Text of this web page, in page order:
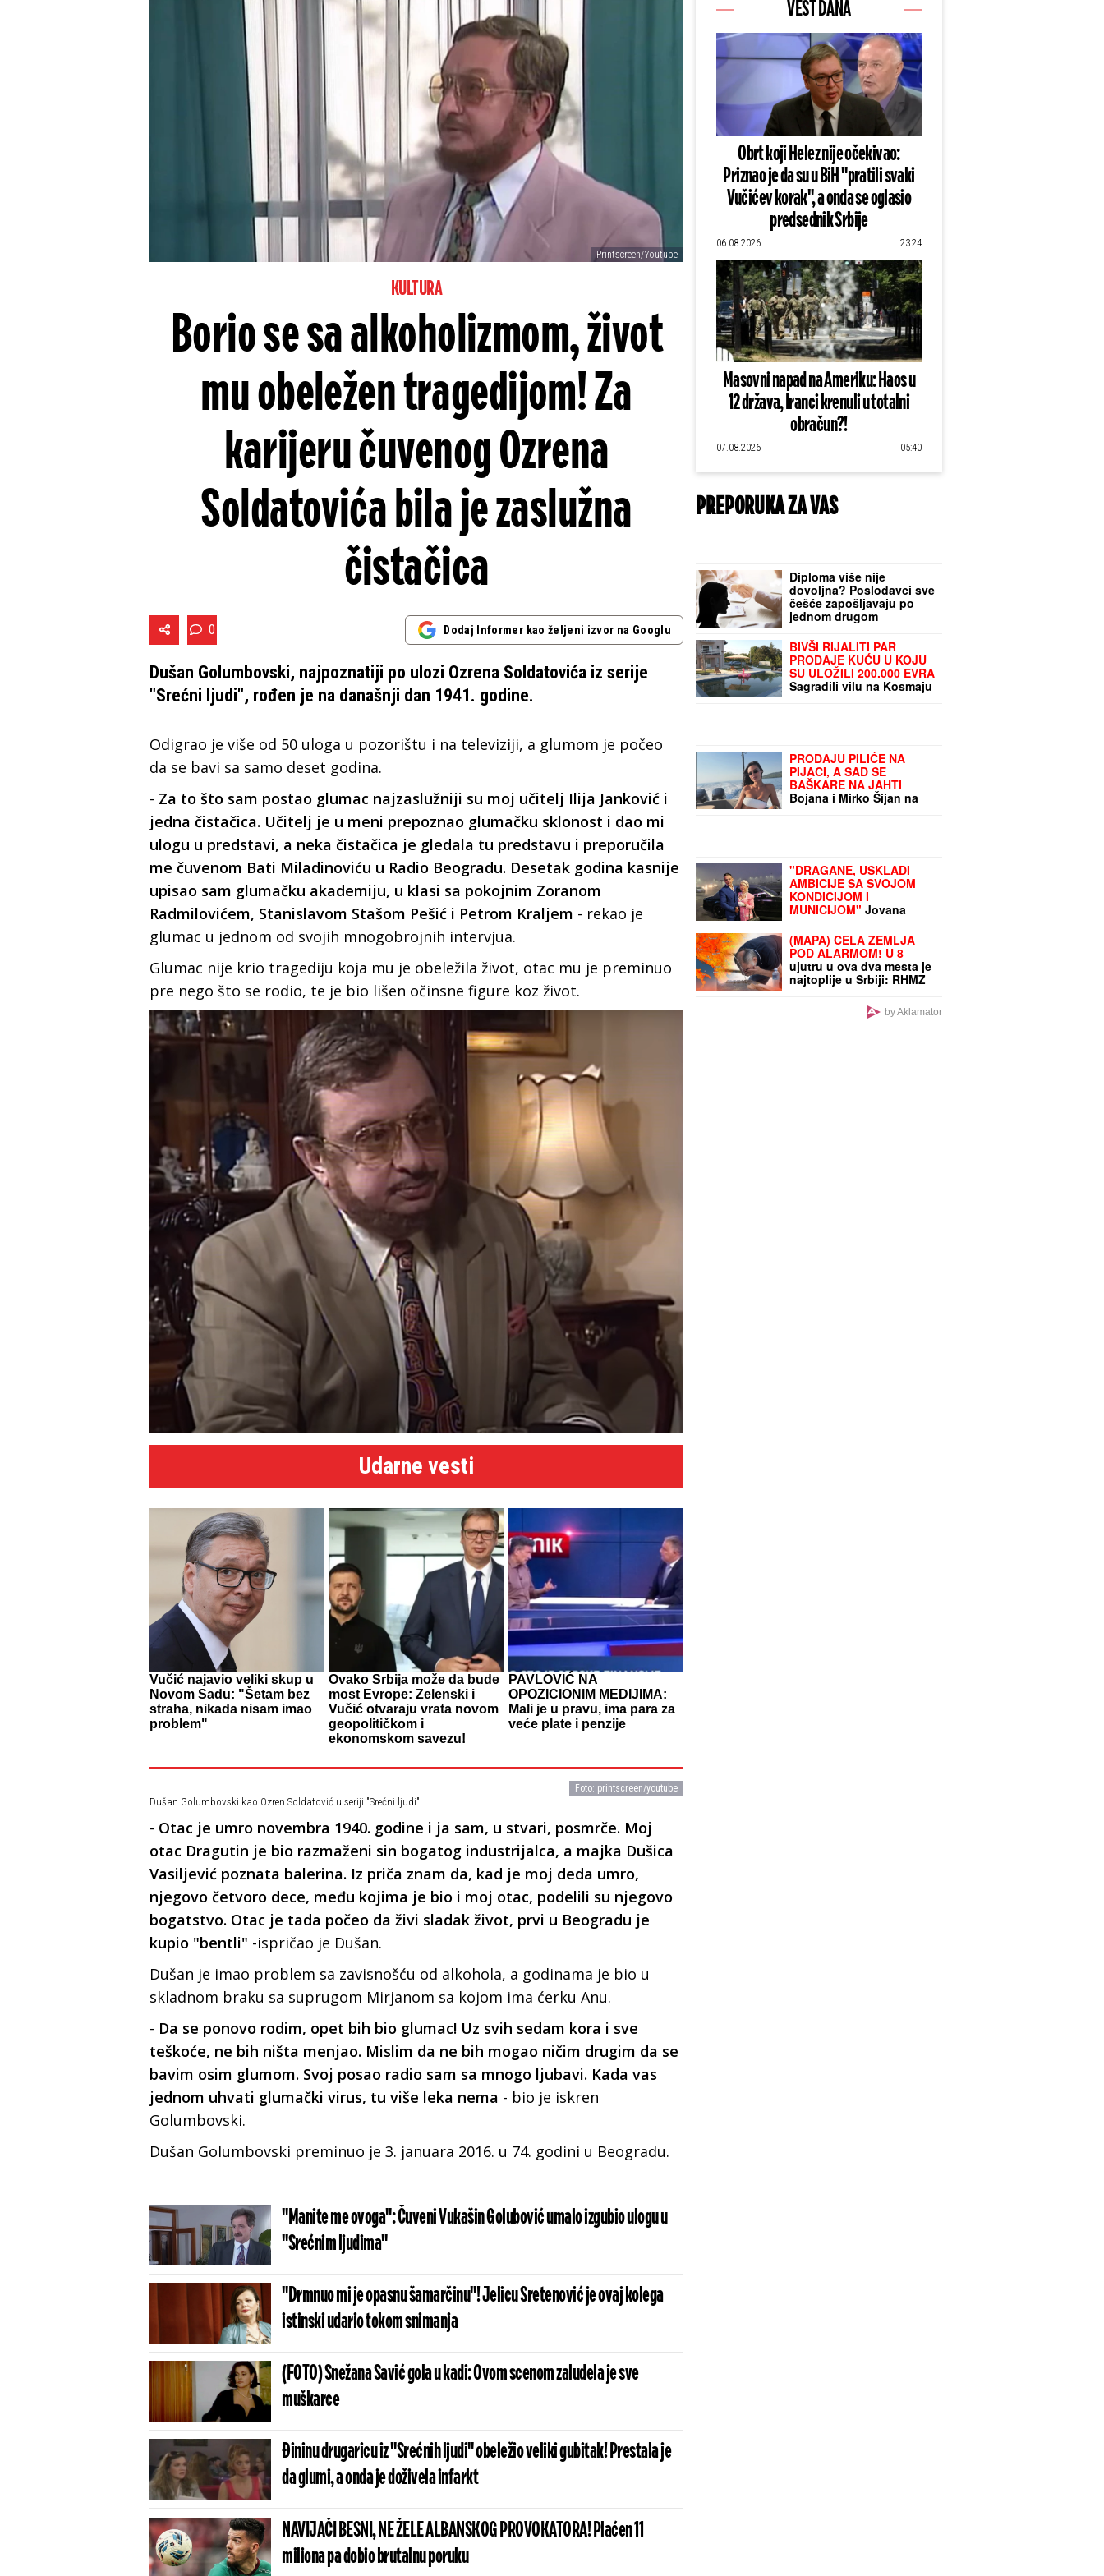
Printscreen/Youtube
KULTURA
Borio se sa alkoholizmom, život
mu obeležen tragedijom! Za
karijeru čuvenog Ozrena
Soldatovića bila je zaslužna
čistačica
0 Dodaj Informer kao željeni izvor na Googlu
Dušan Golumbovski, najpoznatiji po ulozi Ozrena Soldatovića iz serije
"Srećni ljudi", rođen je na današnji dan 1941. godine.
Odigrao je više od 50 uloga u pozorištu i na televiziji, a glumom je počeo
da se bavi sa samo deset godina.
- Za to što sam postao glumac najzaslužniji su moj učitelj Ilija Janković i
jedna čistačica. Učitelj je u meni prepoznao glumačku sklonost i dao mi
ulogu u predstavi, a neka čistačica je gledala tu predstavu i preporučila
me čuvenom Bati Miladinoviću u Radio Beogradu. Desetak godina kasnije
upisao sam glumačku akademiju, u klasi sa pokojnim Zoranom
Radmilovićem, Stanislavom Stašom Pešić i Petrom Kraljem - rekao je
glumac u jednom od svojih mnogobrojnih intervjua.
Glumac nije krio tragediju koja mu je obeležila život, otac mu je preminuo
pre nego što se rodio, te je bio lišen očinsne figure koz život.
Udarne vesti
Vučić najavio veliki skup u
Novom Sadu: "Šetam bez
straha, nikada nisam imao
problem"
Ovako Srbija može da bude
most Evrope: Zelenski i
Vučić otvaraju vrata novom
geopolitičkom i
ekonomskom savezu!
PAVLOVIĆ NA
OPOZICIONIM MEDIJIMA:
Mali je u pravu, ima para za
veće plate i penzije
Foto: printscreen/youtube
Dušan Golumbovski kao Ozren Soldatović u seriji "Srećni ljudi"
- Otac je umro novembra 1940. godine i ja sam, u stvari, posmrče. Moj
otac Dragutin je bio razmaženi sin bogatog industrijalca, a majka Dušica
Vasiljević poznata balerina. Iz priča znam da, kad je moj deda umro,
njegovo četvoro dece, među kojima je bio i moj otac, podelili su njegovo
bogatstvo. Otac je tada počeo da živi sladak život, prvi u Beogradu je
kupio "bentli" -ispričao je Dušan.
Dušan je imao problem sa zavisnošću od alkohola, a godinama je bio u
skladnom braku sa suprugom Mirjanom sa kojom ima ćerku Anu.
- Da se ponovo rodim, opet bih bio glumac! Uz svih sedam kora i sve
teškoće, ne bih ništa menjao. Mislim da ne bih mogao ničim drugim da se
bavim osim glumom. Svoj posao radio sam sa mnogo ljubavi. Kada vas
jednom uhvati glumački virus, tu više leka nema - bio je iskren
Golumbovski.
Dušan Golumbovski preminuo je 3. januara 2016. u 74. godini u Beogradu.
"Manite me ovoga": Čuveni Vukašin Golubović umalo izgubio ulogu u
"Srećnim ljudima"
"Drmnuo mi je opasnu šamarčinu"! Jelicu Sretenović je ovaj kolega
istinski udario tokom snimanja
(FOTO) Snežana Savić gola u kadi: Ovom scenom zaludela je sve
muškarce
Đininu drugaricu iz "Srećnih ljudi" obeležio veliki gubitak! Prestala je
da glumi, a onda je doživela infarkt
NAVIJAČI BESNI, NE ŽELE ALBANSKOG PROVOKATORA! Plaćen 11
miliona pa dobio brutalnu poruku
VEST DANA
Obrt koji Helez nije očekivao:
Priznao je da su u BiH "pratili svaki
Vučićev korak", a onda se oglasio
predsednik Srbije
06.08.2026 23:24
Masovni napad na Ameriku: Haos u
12 država, Iranci krenuli u totalni
obračun?!
07.08.2026 05:40
PREPORUKA ZA VAS
Diploma više nije
dovoljna? Poslodavci sve
češće zapošljavaju po
jednom drugom
kriterijumu
BIVŠI RIJALITI PAR
PRODAJE KUĆU U KOJU
SU ULOŽILI 200.000 EVRA
Sagradili vilu na Kosmaju
i pokrenuli biznis, a sada
PRODAJU PILIĆE NA
PIJACI, A SAD SE
BAŠKARE NA JAHTI
Bojana i Mirko Šijan na
letovanju, ona pokazala
"DRAGANE, USKLADI
AMBICIJE SA SVOJOM
KONDICIJOM I
MUNICIJOM" Jovana
njegovu verenicu, a on
poručuje šta mu je
JEDINO VAŽNO: "U tome
je istina"
(MAPA) CELA ZEMLJA
POD ALARMOM! U 8
ujutru u ova dva mesta je
najtoplije u Srbiji: RHMZ
upozorava na još
opasnije vreme od OVOG
by Aklamator